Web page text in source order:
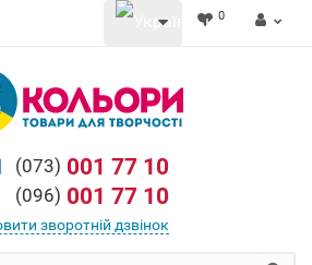
0
(073) 001 77 10
(096) 001 77 10
зворотній дзвінок